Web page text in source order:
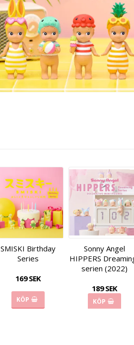
SMISKI Birthday
Series
169 SEK
KÖP
Sonny Angel
HIPPERS
serien (2022)
189 SEK
KÖP